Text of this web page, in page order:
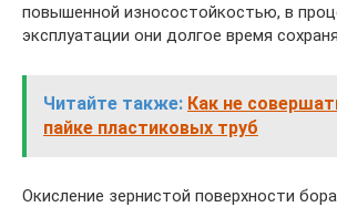
повышенной износостойкостью, в
эксплуатации они долгое время
Читайте также: Как не
пайке пластиковых труб
Окисление зернистой поверхности